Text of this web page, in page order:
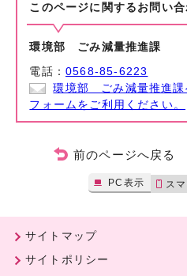
このページに関する お問い
環境部 ごみ減量推進課
電話：0568-85-6223
環境部 ごみ減量推進課
フォームをご利用ください。
前のページへ戻る
PC表示 ス
サイトマップ
サイトポリシー